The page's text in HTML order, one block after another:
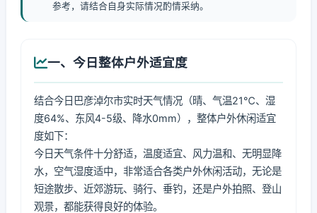
参考，请结合自身实际情况酌情采纳。
一、今日整体户外适宜度
结合今日巴彦淖尔市实时天气情况（晴、气温21℃、湿
度64%、东风4-5级、降水0mm），整体户外休闲适宜
度如下：
今日天气条件十分舒适，温度适宜、风力温和、无明显降
水，空气湿度适中，非常适合各类户外休闲活动，无论是
短途散步、近郊游玩、骑行、垂钓，还是户外拍照、登山
观景，都能获得良好的体验。